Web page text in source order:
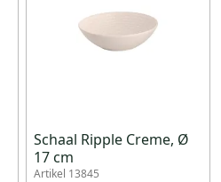
Schaal Ripple Creme, Ø
17 cm
Artikel 13845